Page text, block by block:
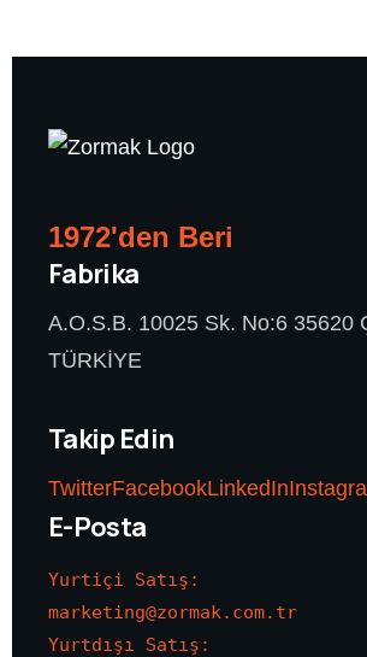
1972'den Beri
Fabrika
A.O.S.B. 10025 Sk. No:6 35620
TÜRKİYE
Takip Edin
TwitterFacebookLinkedIn
E-Posta
Yurtiçi Satış:
marketing@zormak.com.tr
Yurtdışı Satış: